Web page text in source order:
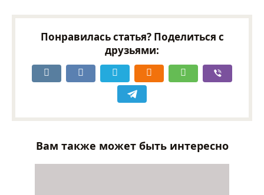
Понравилась статья? Поделиться с
друзьями:
Вам также может быть интересно